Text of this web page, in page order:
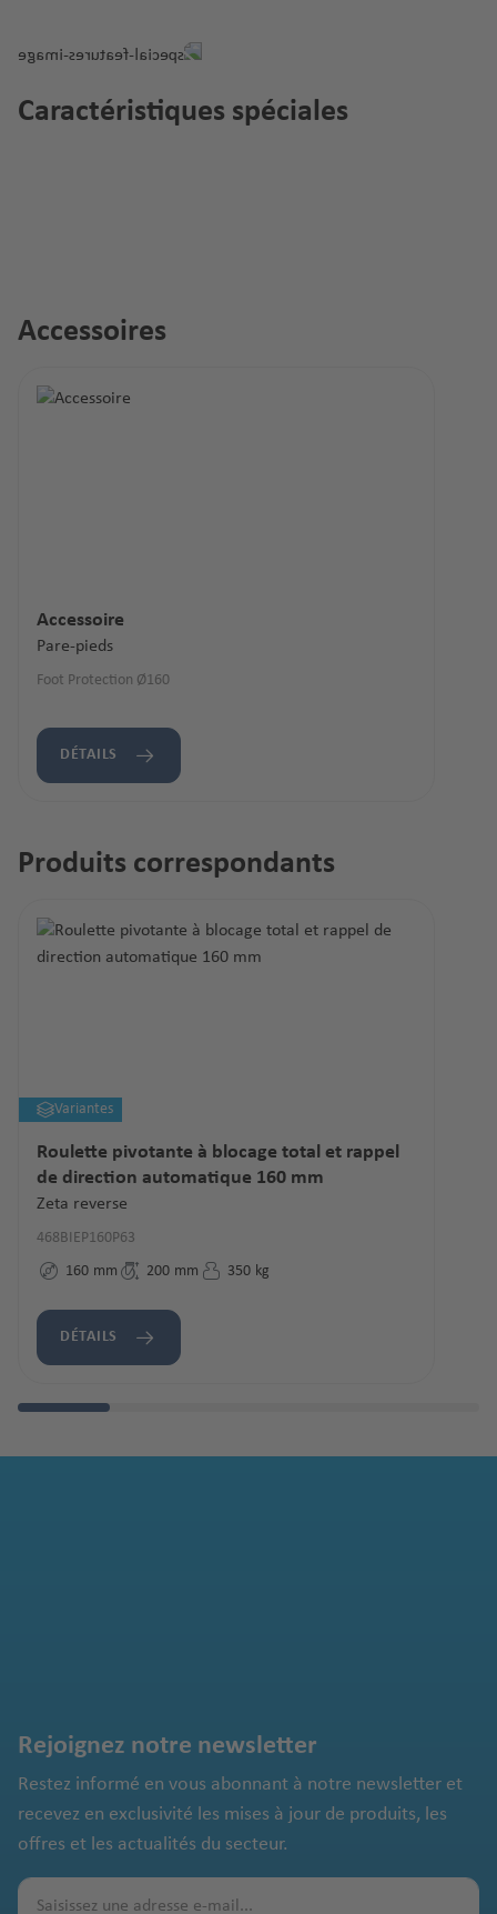
Caractéristiques spéciales
Ignorer la galerie de produits
Accessoires
Accessoire
Pare-pieds
Foot Protection Ø160
DÉTAILS
Ignorer la galerie de produits
Produits correspondants
Variantes
Roulette pivotante à blocage total et rappel
de direction automatique 160 mm
Zeta reverse
468BIEP160P63
160 mm 200 mm 350 kg
DÉTAILS
Rejoignez notre newsletter
Restez informé en vous abonnant à notre newsletter et
recevez en exclusivité les mises à jour de produits, les
offres et les actualités du secteur.